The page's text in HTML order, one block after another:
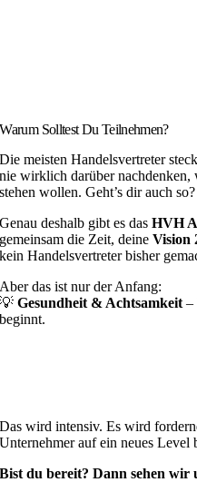
Warum Solltest Du Teilnehmen?
Die meisten Handelsvertreter
nie wirklich darüber nachdenken,
stehen wollen. Geht’s dir auch so?
Genau deshalb gibt es dasHVH
gemeinsam die Zeit, deineVision
kein Handelsvertreter bisher
Aber das ist nur der Anfang:
💡Gesundheit & Achtsamkeit –
beginnt.
Das wird intensiv. Es wird
Unternehmer auf ein neues Level
Bist du bereit? Dann sehen